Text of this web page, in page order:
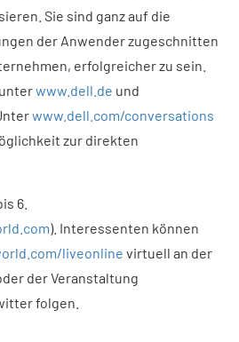
Sie sind ganz auf die
der Anwender zugeschnitten
erfolgreicher zu sein.
www.dell.de und
www.dell.com/conversations
zur direkten
6.
). Interessenten können
liveonline virtuell an der
der Veranstaltung
folgen.